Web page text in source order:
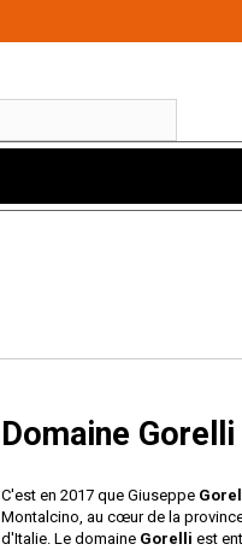
Domaine Gorelli
C'est en 2017 que Giuseppe
Montalcino, au cœur de la
d'Italie. Le domaine Gorelli est